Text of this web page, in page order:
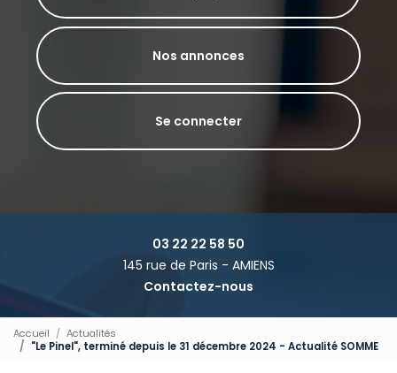
Nos annonces
Se connecter
03 22 22 58 50
145 rue de Paris - AMIENS
Contactez-nous
Accueil
Actualités
"Le Pinel", terminé depuis le 31 décembre 2024 - Actualité SOMME